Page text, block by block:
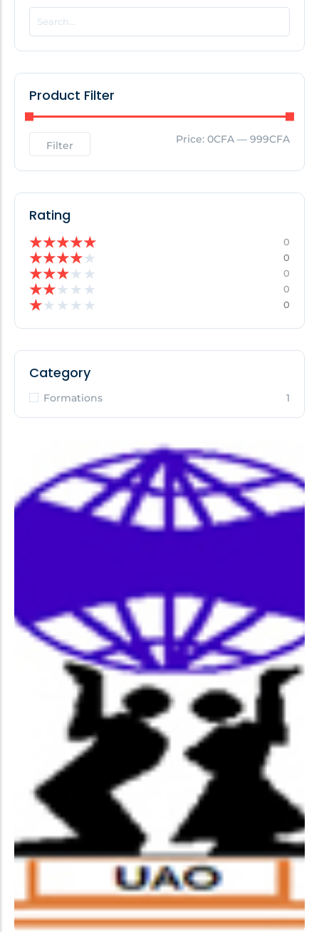
POPULAR THIS WEEK
No Posts Found!
No Posts Found!
Product Filter
Filter Price: 0CFA — 999CFA
Rating
★★★★★ 0
★★★★★ 0
★★★★ ★ 0
★★★ ★ ★ 0
★★ ★ ★ ★ 0
Category
Formations 1